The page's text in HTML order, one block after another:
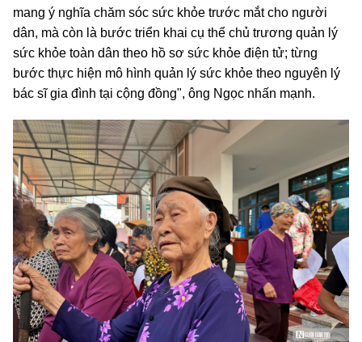
mang ý nghĩa chăm sóc sức khỏe trước mắt cho người
dân, mà còn là bước triển khai cụ thể chủ trương quản lý
sức khỏe toàn dân theo hồ sơ sức khỏe điện tử; từng
bước thực hiện mô hình quản lý sức khỏe theo nguyên lý
bác sĩ gia đình tại cộng đồng", ông Ngọc nhấn mạnh.